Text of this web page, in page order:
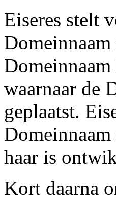
Eiseres stelt
waarnaar de
geplaatst.
haar is
Kort daarna